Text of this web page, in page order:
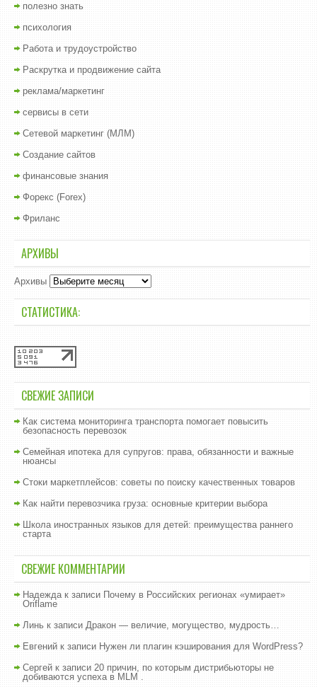
полезно знать
психология
Работа и трудоустройство
Раскрутка и продвижение сайта
реклама/маркетинг
сервисы в сети
Сетевой маркетинг (МЛМ)
Создание сайтов
финансовые знания
Форекс (Forex)
Фриланс
АРХИВЫ
Архивы
СТАТИСТИКА:
СВЕЖИЕ ЗАПИСИ
Как система мониторинга транспорта помогает повысить
безопасность перевозок
Семейная ипотека для супругов: права, обязанности и важные
нюансы
Стоки маркетплейсов: советы по поиску качественных товаров
Как найти перевозчика груза: основные критерии выбора
Школа иностранных языков для детей: преимущества раннего
старта
СВЕЖИЕ КОММЕНТАРИИ
Надеждак записи Почему в Российских регионах «умирает»
Oriflame
Линь к записи Дракон — величие, могущество, мудрость…
Евгений к записи Нужен ли плагин кэширования для WordPress?
Сергей к записи 20 причин, по которым дистрибьюторы не
добиваются успеха в MLM .